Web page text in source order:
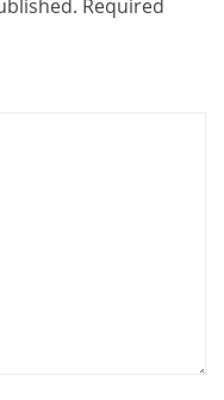
Required